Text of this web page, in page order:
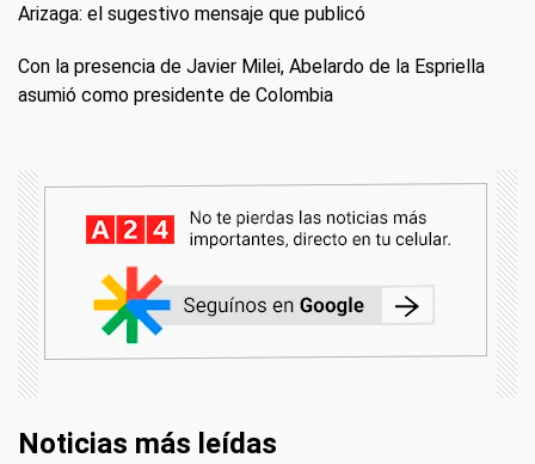
Arizaga: el sugestivo mensaje que publicó
Con la presencia de Javier Milei, Abelardo de la Espriella
asumió como presidente de Colombia
Noticias más leídas